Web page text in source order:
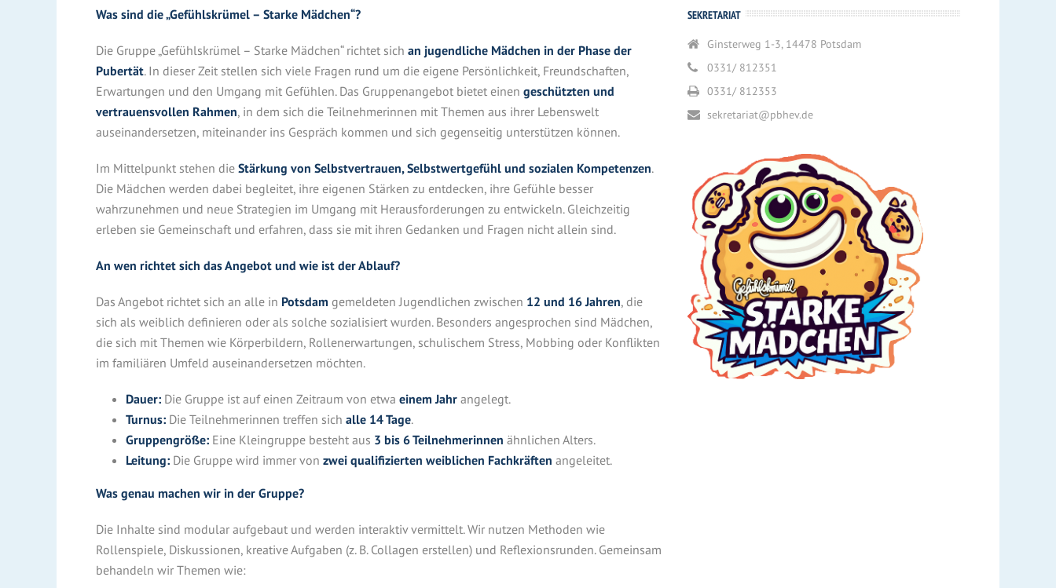
Was sind die „Gefühlskrümel – Starke Mädchen“?
Die Gruppe „Gefühlskrümel – Starke Mädchen“ richtet sich an jugendliche Mädchen in der Phase der
Pubertät. In dieser Zeit stellen sich viele Fragen rund um die eigene Persönlichkeit, Freundschaften,
Erwartungen und den Umgang mit Gefühlen. Das Gruppenangebot bietet einen geschützten und
vertrauensvollen Rahmen, in dem sich die Teilnehmerinnen mit Themen aus ihrer Lebenswelt
auseinandersetzen, miteinander ins Gespräch kommen und sich gegenseitig unterstützen können.
Im Mittelpunkt stehen die Stärkung von Selbstvertrauen, Selbstwertgefühl und sozialen Kompetenzen.
Die Mädchen werden dabei begleitet, ihre eigenen Stärken zu entdecken, ihre Gefühle besser
wahrzunehmen und neue Strategien im Umgang mit Herausforderungen zu entwickeln. Gleichzeitig
erleben sie Gemeinschaft und erfahren, dass sie mit ihren Gedanken und Fragen nicht allein sind.
An wen richtet sich das Angebot und wie ist der Ablauf?
Das Angebot richtet sich an alle in Potsdam gemeldeten Jugendlichen zwischen 12 und 16 Jahren, die
sich als weiblich definieren oder als solche sozialisiert wurden. Besonders angesprochen sind Mädchen,
die sich mit Themen wie Körperbildern, Rollenerwartungen, schulischem Stress, Mobbing oder Konflikten
im familiären Umfeld auseinandersetzen möchten.
Dauer:Die Gruppe ist auf einen Zeitraum von etwa einem Jahrangelegt.
Turnus:Die Teilnehmerinnen treffen sich alle 14 Tage.
Gruppengröße:Eine Kleingruppe besteht aus 3 bis 6 Teilnehmerinnen ähnlichen Alters.
Leitung:Die Gruppe wird immer von zwei qualifizierten weiblichen Fachkräften angeleitet.
Was genau machen wir in der Gruppe?
Die Inhalte sind modular aufgebaut und werden interaktiv vermittelt. Wir nutzen Methoden wie
Rollenspiele, Diskussionen, kreative Aufgaben (z. B. Collagen erstellen) und Reflexionsrunden. Gemeinsam
behandeln wir Themen wie:
SEKRETARIAT
Ginsterweg 1-3, 14478 Potsdam
0331/ 812351
0331/ 812353
sekretariat@pbhev.de